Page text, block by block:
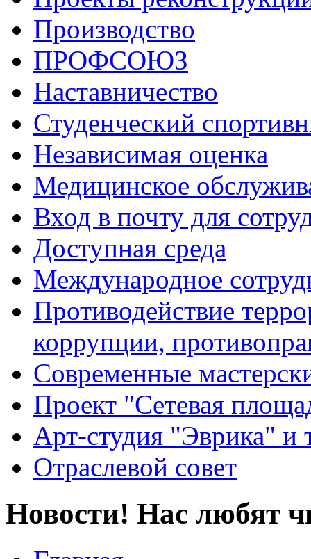
Производство
ПРОФСОЮЗ
Наставничество
Студенческий
Независимая оценка
Медицинское
Вход в почту для
Доступная среда
Международное
Противодействие
коррупции,
Современные
Проект "Сетевая
Арт-студия "Эврика" и
Отраслевой совет
Новости! Нас любят